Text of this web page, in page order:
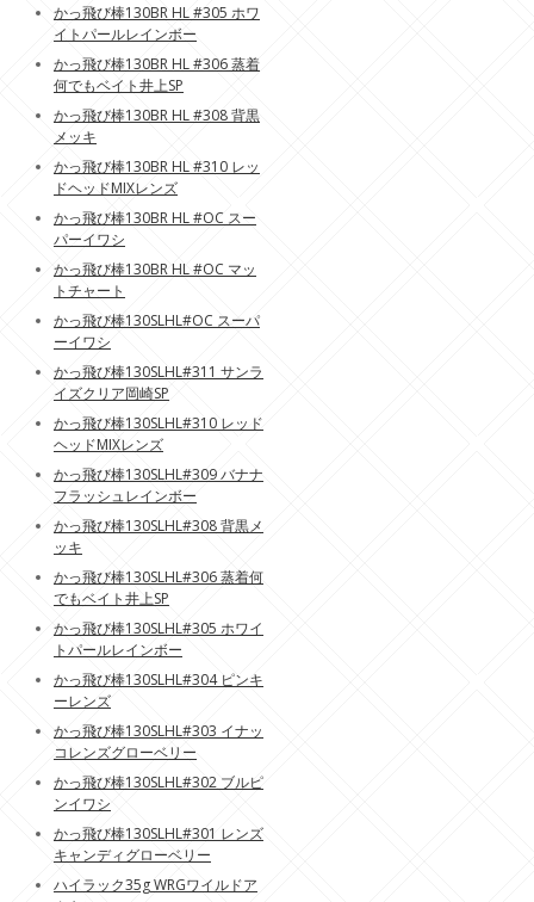
かっ飛び棒130BR HL #305 ホワ
イトパールレインボー
かっ飛び棒130BR HL #306 蒸着
何でもベイト井上SP
かっ飛び棒130BR HL #308 背黒
メッキ
かっ飛び棒130BR HL #310 レッ
ドヘッドMIXレンズ
かっ飛び棒130BR HL #OC スー
パーイワシ
かっ飛び棒130BR HL #OC マッ
トチャート
かっ飛び棒130SLHL#OC スーパ
ーイワシ
かっ飛び棒130SLHL#311 サンラ
イズクリア岡崎SP
かっ飛び棒130SLHL#310 レッド
ヘッドMIXレンズ
かっ飛び棒130SLHL#309 バナナ
フラッシュレインボー
かっ飛び棒130SLHL#308 背黒メ
ッキ
かっ飛び棒130SLHL#306 蒸着何
でもベイト井上SP
かっ飛び棒130SLHL#305 ホワイ
トパールレインボー
かっ飛び棒130SLHL#304 ピンキ
ーレンズ
かっ飛び棒130SLHL#303 イナッ
コレンズグローベリー
かっ飛び棒130SLHL#302 ブルピ
ンイワシ
かっ飛び棒130SLHL#301 レンズ
キャンディグローベリー
ハイラック35g WRGワイルドア